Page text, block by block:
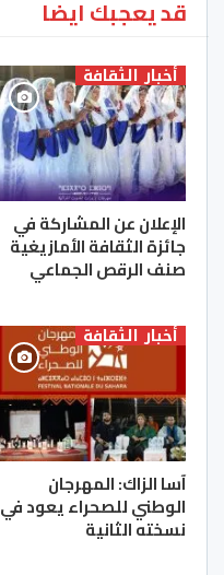
قد يعجبك ايضا
أخبار الثقافة
الإعلان عن المشاركة في
جائزة الثقافة الأمازيغية
صنف الرقص الجماعي
أخبار الثقافة
آسا الزاك: المهرجان
الوطني للصحراء يعود في
نسخته الثانية